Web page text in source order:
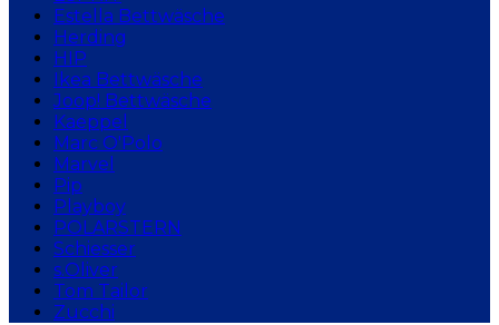
Estella Bettwäsche
Herding
HIP
Ikea Bettwäsche
Joop! Bettwäsche
Kaeppel
Marc O'Polo
Marvel
Pip
Playboy
POLARSTERN
Schiesser
s.Oliver
Tom Tailor
Zucchi